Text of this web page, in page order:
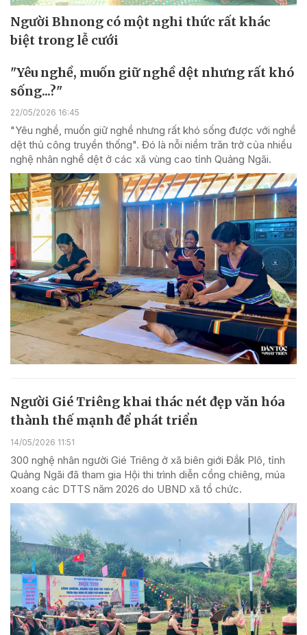
Người Bhnong có một nghi thức rất khác
biệt trong lễ cưới
"Yêu nghề, muốn giữ nghề dệt nhưng rất khó
sống...?"
22/05/2026 16:45
"Yêu nghề, muốn giữ nghề nhưng rất khó sống được với nghề
dệt thủ công truyền thống". Đó là nỗi niềm trăn trở của nhiều
nghệ nhân nghề dệt ở các xã vùng cao tỉnh Quảng Ngãi.
Người Gié Triêng khai thác nét đẹp văn hóa
thành thế mạnh để phát triển
14/05/2026 11:51
300 nghệ nhân người Gié Triêng ở xã biên giới Đắk Plô, tỉnh
Quảng Ngãi đã tham gia Hội thi trình diễn cồng chiêng, múa
xoang các DTTS năm 2026 do UBND xã tổ chức.